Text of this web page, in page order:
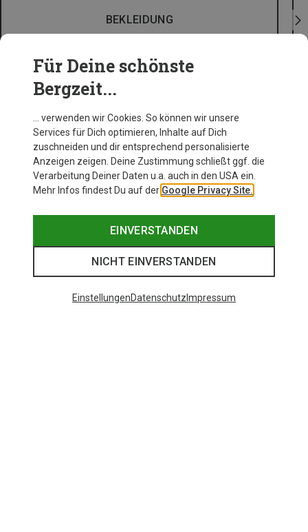
BEKLEIDUNG
Für Deine schönste
Bergzeit...
… verwenden wir Cookies. So können wir unsere
Services für Dich optimieren, Inhalte auf Dich
zuschneiden und dir entsprechend personalisierte
Anzeigen zeigen. Deine Zustimmung schließt ggf. die
Verarbeitung Deiner Daten u.a. auch in den USA ein.
Mehr Infos findest Du auf der Google Privacy Site.
EINVERSTANDEN
NICHT EINVERSTANDEN
EinstellungenDatenschutz Impressum